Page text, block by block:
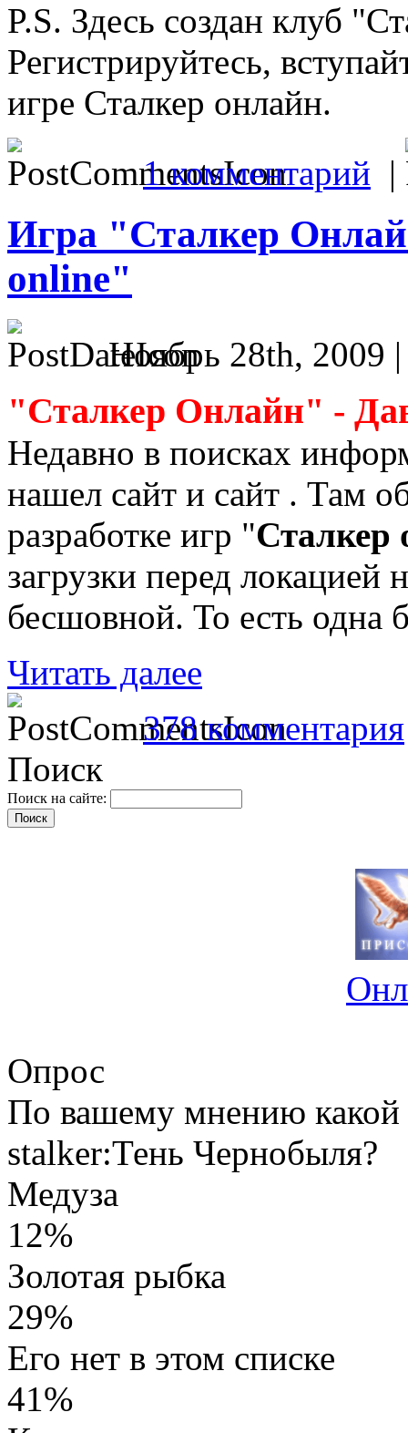
P.S. Здесь создан клуб
Регистрируйтесь,
игре Сталкер онлайн.
1 комментарий |
Игра "Сталкер
online"
Ноябрь 28th, 2009
"Сталкер Онлайн" -
Недавно в поисках
нашел сайт и сайт . Там
разработке игр "Сталкер
загрузки перед локацией
бесшовной. То есть одна
Читать далее
378 комментария
Поиск
Поиск на сайте:
Опрос
По вашему мнению
stalker:Тень Чернобыля?
Медуза
12%
Золотая рыбка
29%
Его нет в этом списке
41%